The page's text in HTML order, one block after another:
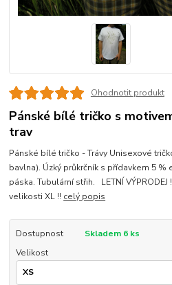
Ohodnotit produkt
Pánské bílé tričko s
trav
Pánské bílé tričko - Trávy Unisexové
bavlna). Úzký průkrčník s přídavkem 5
páska. Tubulární střih. LETNÍ
velikosti XL !! celý popis
Dostupnost
Skladem 6 ks
Velikost